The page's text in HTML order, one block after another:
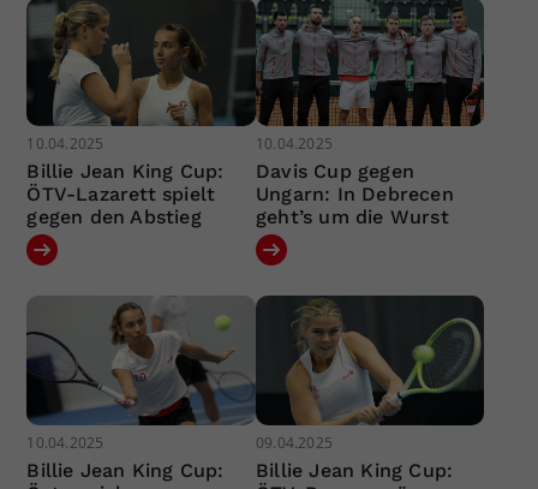
10.04.2025
Billie Jean King Cup:
ÖTV-Lazarett spielt
gegen den Abstieg
10.04.2025
Davis Cup gegen
Ungarn: In Debrecen
geht’s um die Wurst
10.04.2025
Billie Jean King Cup:
09.04.2025
Billie Jean King Cup: